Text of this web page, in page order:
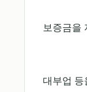
보증금을
대부업 등